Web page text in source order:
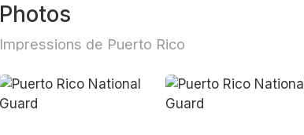
Photos
Impressions de Puerto Rico